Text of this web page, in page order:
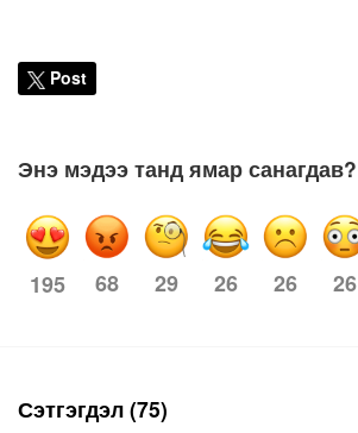
Post
Энэ мэдээ танд ямар санагдав?
195 68 29 26 26 26
Сэтгэгдэл (75)